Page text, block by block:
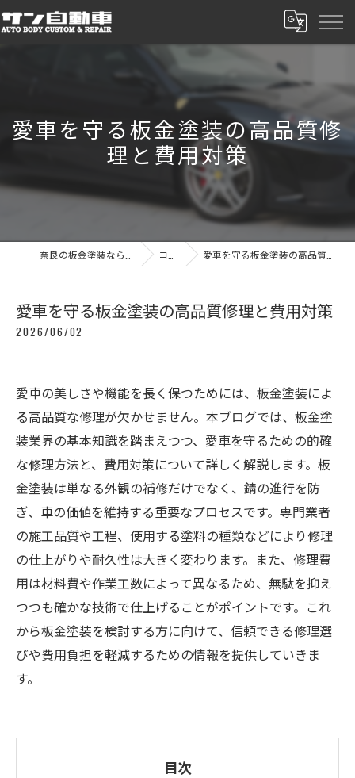
愛車を守る板金塗装の高品質修
理と費用対策
コラム 愛車を守る板金塗装の高品質修理と費用対策
愛車を守る板金塗装の高品質修理と費用対策
2026/06/02
愛車の美しさや機能を長く保つためには、板金塗装によ
る高品質な修理が欠かせません。本ブログでは、板金塗
装業界の基本知識を踏まえつつ、愛車を守るための的確
な修理方法と、費用対策について詳しく解説します。板
金塗装は単なる外観の補修だけでなく、錆の進行を防
ぎ、車の価値を維持する重要なプロセスです。専門業者
の施工品質や工程、使用する塗料の種類などにより修理
の仕上がりや耐久性は大きく変わります。また、修理費
用は材料費や作業工数によって異なるため、無駄を抑え
つつも確かな技術で仕上げることがポイントです。これ
から板金塗装を検討する方に向けて、信頼できる修理選
びや費用負担を軽減するための情報を提供していきま
す。
目次